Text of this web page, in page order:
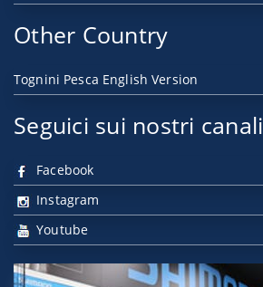
Other Country
Tognini Pesca English Version
Seguici sui nostri canali
Facebook
Instagram
Youtube